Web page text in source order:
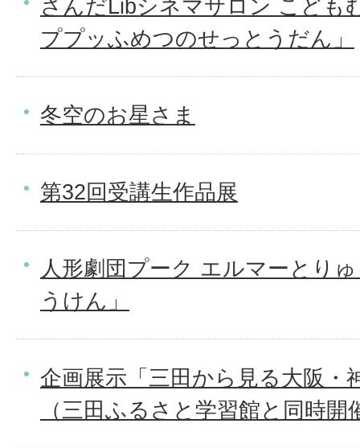
さんだLibシネマサロン こども
ププッふめつのせっとうだん」
冬空のお星さま
第32回受講生作品展
人形劇団プーク エルマーとり
うけん」
企画展示「三田から見る大阪・
（三田ふるさと学習館と同時開